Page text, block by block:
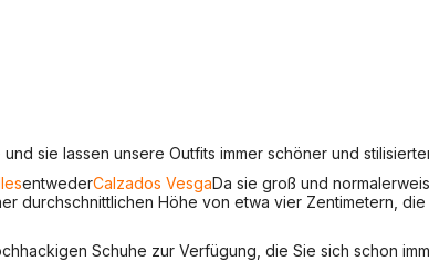
sie lassen unsere Outfits immer schöner und
entwederCalzados VesgaDa sie groß und
durchschnittlichen Höhe von etwa vier Zentimetern,
Schuhe zur Verfügung, die Sie sich schon